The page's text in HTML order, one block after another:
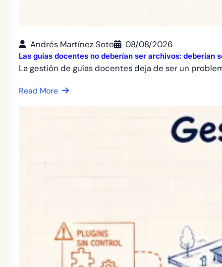
Andrés Martínez Soto 08/08/2026
Las guías docentes no deberían ser archivos: deberían
La gestión de guías docentes deja de ser un
Read More